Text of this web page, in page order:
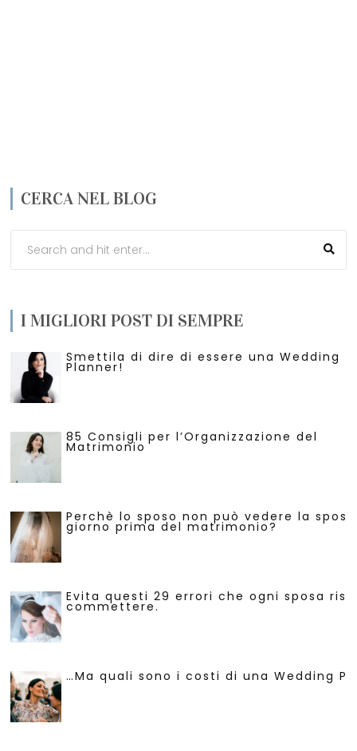
CERCA NEL BLOG
I MIGLIORI POST DI SEMPRE
Smettila di dire di essere una Wedding
Planner!
85 Consigli per l’Organizzazione del
Matrimonio
Perchè lo sposo non può vedere la
giorno prima del matrimonio?
Evita questi 29 errori che ogni sposa
commettere.
…Ma quali sono i costi di una Wedding